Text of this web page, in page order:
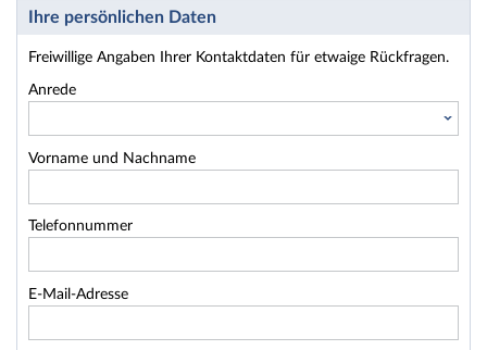
Ihre persönlichen Daten
Freiwillige Angaben Ihrer Kontaktdaten für etwaige Rückfragen.
Anrede
Vorname und Nachname
Telefonnummer
E-Mail-Adresse